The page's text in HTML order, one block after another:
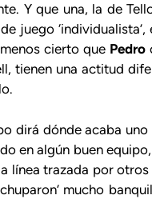
Y que una, la de
juego ‘individualista’,
cierto que Pedro
tienen una actitud
dirá dónde acaba
en algún buen
línea trazada por otros
mucho